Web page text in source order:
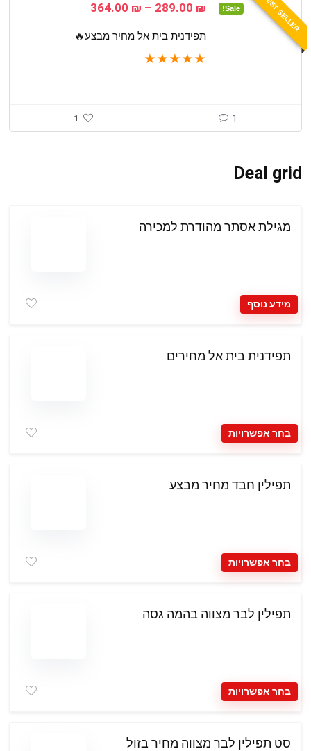
BEST SELLER
Sale!
289.00 ₪
–
364.00 ₪
תפידנית בית אל מחיר מבצע🔥
★
★
★
★
★
1 1
Deal grid
מגילת אסתר מהודרת למכירה
מידע נוסף
תפידנית בית אל מחירים
בחר אפשרויות
תפילין חבד מחיר מבצע
בחר אפשרויות
תפילין לבר מצווה בהמה גסה
בחר אפשרויות
סט תפילין לבר מצווה מחיר בזול